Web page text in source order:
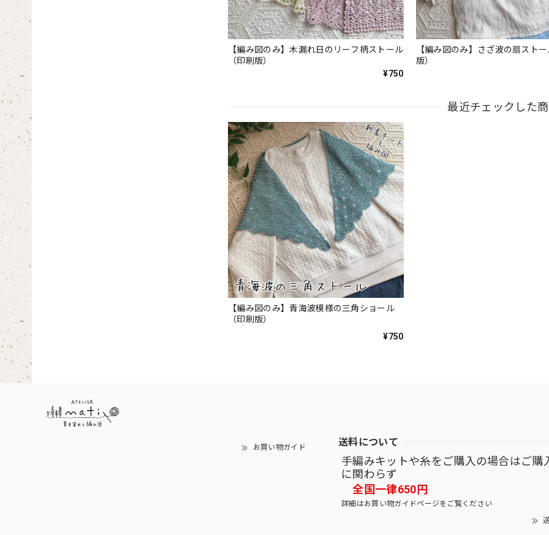
【編み図のみ】木漏れ日のリーフ柄ストール
（印刷版）
¥750
【編み図のみ】さざ波の扇スト
版）
最近チェックした
【編み図のみ】青海波模様の三角ショール
（印刷版）
¥750
お買い物ガイド 送料について
手編みキットや糸をご購入の場合はご購
に関わらず
全国一律650円
詳細はお買い物ガイドページをご覧ください